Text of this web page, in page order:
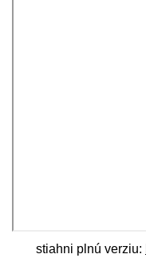
stiahni plnú verziu: